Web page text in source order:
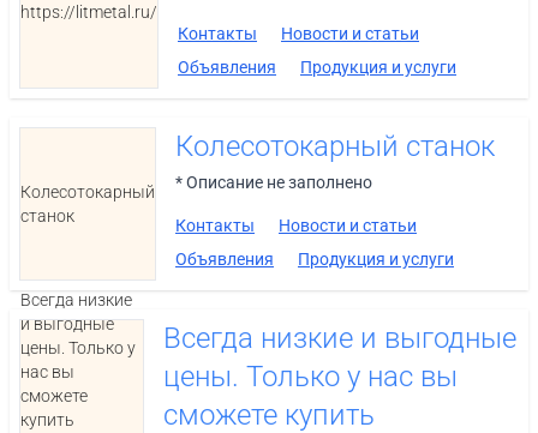
https://litmetal.ru/
Контакты
Новости и статьи
Объявления
Продукция и услуги
Колесотокарный
станок
Колесотокарный станок
* Описание не заполнено
Контакты
Новости и статьи
Объявления
Продукция и услуги
Всегда низкие
и выгодные
цены. Только у
нас вы
сможете
купить
Всегда низкие и выгодные
цены. Только у нас вы
сможете купить